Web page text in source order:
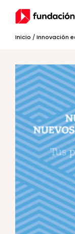
Inicio /Innovación